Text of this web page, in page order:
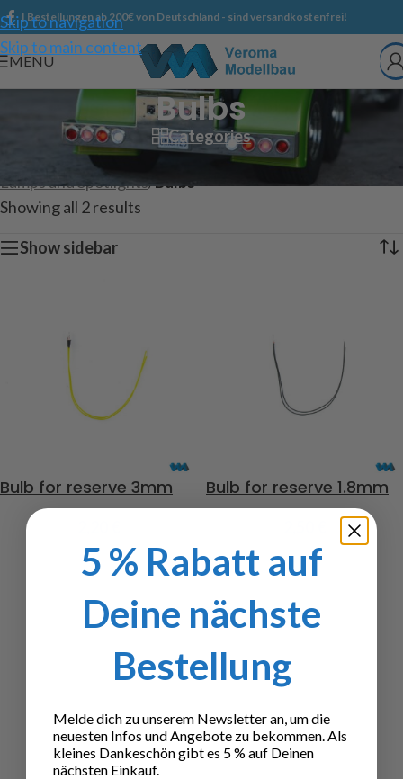
Skip to navigation
Skip to main content
| Bestellungen ab 200€ von Deutschland - sind versandkostenfrei!
MENU
Bulbs
Categories
Spare parts/ Veroma products/
Lamps and Spotlights/Bulbs
Showing all 2 results
Show sidebar
Bulb for reserve 3mm Bulb for reserve 1.8mm
5 % Rabatt auf
Deine nächste
Bestellung
Melde dich zu unserem Newsletter an, um die
neuesten Infos und Angebote zu bekommen. Als
kleines Dankeschön gibt es 5 % auf Deinen
nächsten Einkauf.